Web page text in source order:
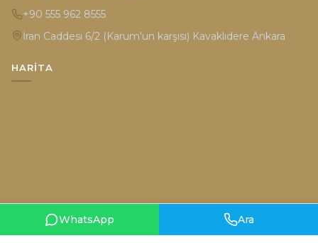
+90 555 962 8555
İran Caddesi 6/2 (Karum'un karşısı) Kavaklıdere Ankara
HARITA